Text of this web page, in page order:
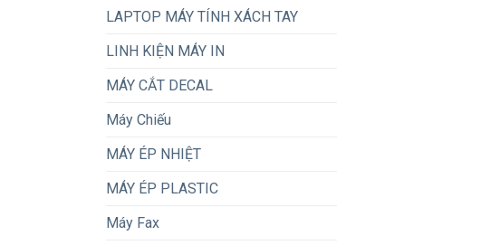
LAPTOP MÁY TÍNH XÁCH TAY
LINH KIỆN MÁY IN
MÁY CẮT DECAL
Máy Chiếu
MÁY ÉP NHIỆT
MÁY ÉP PLASTIC
Máy Fax